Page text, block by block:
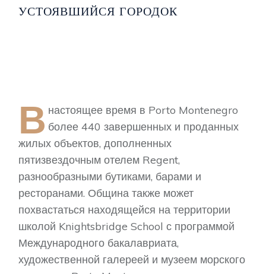
УСТОЯВШИЙСЯ ГОРОДОК
В настоящее время в Porto Montenegro
более 440 завершенных и проданных
жилых объектов, дополненных
пятизвездочным отелем Regent,
разнообразными бутиками, барами и
ресторанами. Община также может
похвастаться находящейся на территории
школой Knightsbridge School с программой
Международного бакалавриата,
художественной галереей и музеем морского